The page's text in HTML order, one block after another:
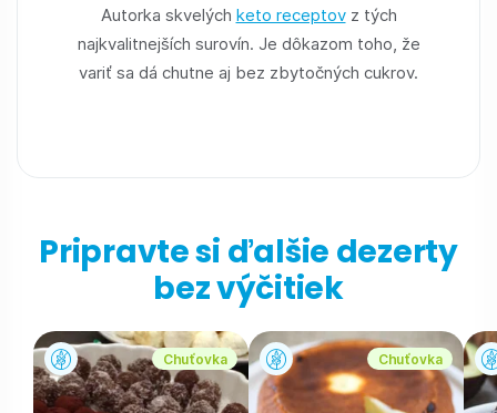
Autorka skvelých keto receptovz tých
najkvalitnejších surovín. Je dôkazom toho, že
variť sa dá chutne aj bez zbytočných cukrov.
Pripravte si ďalšie dezerty
bez výčitiek
Chuťovka Chuťovka